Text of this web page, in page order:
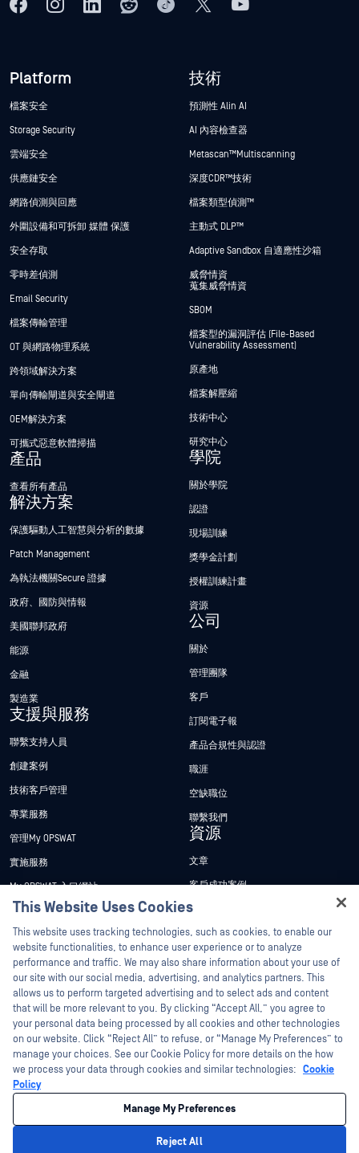
Platform
檔案安全
Storage Security
雲端安全
供應鏈安全
網路偵測與回應
外圍設備和可拆卸 媒體 保護
安全存取
零時差偵測
Email Security
檔案傳輸管理
OT 與網路物理系統
跨領域解決方案
單向傳輸閘道與安全閘道
OEM解決方案
可攜式惡意軟體掃描
產品
查看所有產品
解決方案
保護驅動人工智慧與分析的數據
Patch Management
為執法機關Secure 證據
政府、國防與情報
美國聯邦政府
能源
金融
製造業
支援與服務
聯繫支持人員
創建案例
技術客戶管理
專業服務
管理My OPSWAT
實施服務
My OPSWAT 入口網站
技術檔案
訓練
漏洞通報計畫
合作夥伴
認證
技術合作夥伴
管道合作夥伴計劃
技術
預測性 Alin AI
AI 內容檢查器
Metascan™ Multiscanning
深度CDR™技術
檔案類型偵測™
主動式 DLP™
Adaptive Sandbox 自適應性沙箱
威脅情資
蒐集威脅情資
SBOM
檔案型的漏洞評估 (File-Based
Vulnerability Assessment)
原產地
檔案解壓縮
技術中心
研究中心
學院
關於學院
認證
現場訓練
獎學金計劃
授權訓練計畫
資源
公司
關於
管理團隊
客戶
訂閱電子報
產品合規性與認證
職涯
空缺職位
聯繫我們
資源
文章
客戶成功案例
新聞稿
新聞報導
網路研討會
產品型錄
白皮書
免費工具
©2026OPSWAT . 保留所有權利。OPSWAT、MetaDefender、Metascan、
MetaAccess、OPSWAT 、Trust no File. Trust No Device.、OPSWAT 、Protecting the
World's Critical Infrastructure、Deep CDR™ Technology、InQuest、InQuest標誌、
DFI、RetroHunt、Deep File Inspection 及 Join the Hunt 均為OPSWAT 之商標。第三
管理 Cookie 偏好
This Website Uses Cookies
This website uses tracking technologies, such as cookies, to enable our
website functionalities, to enhance user experience or to analyze
performance and traffic. We may also share information about your use of
our site with our social media, advertising, and analytics partners. This
allows us to perform targeted advertising and to select ads and content
that will be more relevant to you. By clicking “Accept All,” you agree to
your personal data being processed by all cookies and other technologies
on our website. Click “Reject All” to refuse, or “Manage My Preferences” to
manage your choices. See our Cookie Policy for more details on the how
we process your data through cookies and similar technologies: Cookie
Policy
Manage My Preferences
Reject All
Hey there!
I'm Ozzy, your OPSWAT virtual assistant.
How can I help you secure what's critical
today?